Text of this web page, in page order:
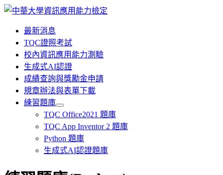
最新消息
TQC證照考試
校內資訊應用能力測驗
生成式AI認證
成績查詢與獎勵金申請
規章辦法與表單下載
練習題庫
TQC Office2021 題庫
TQC App Inventor 2 題庫
Python 題庫
生成式AI認證題庫